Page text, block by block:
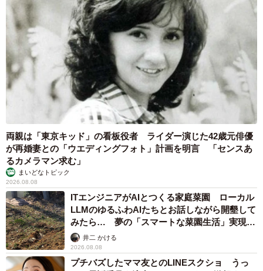
た」と感じるのはどんなときでしょうか？
「開業前のやっと完成！というところで、豪雨の水害があ
り近くの川が氾濫、全部無くなりました。これまで作るた
めに融資での借金もあったのでああこれで人生も終わりな
んだなと思いました。でも、なんとか今生きていて、お客
様も来てくれて本当に感謝です」
――まだ訪れたことのない方や、このポストで初めて知っ
た方へメッセージをお願いします。
「写真だけでも見て、このアカウントでゆっくりしていっ
てください」
開業直前に水害で全てを失いながらも店を立ち上げ、今日
もお客さまを迎え続けているその姿が、お店の温かさをよ
り深く感じさせてくれますね。
両親は「東京キッド」の看板役者 ライダー演じた42歳元俳優
が再婚妻との「ウエディングフォト」計画を明言 「センスあ
るカメラマン求む」
まいどなトピック
2026.08.08
ITエンジニアがAIとつくる家庭菜園 ローカル
LLMのゆるふわAIたちとお話しながら開墾して
みたら… 夢の「スマートな菜園生活」実現な
るか井二 かける
2026.08.08
プチバズしたママ友とのLINEスクショ うっ